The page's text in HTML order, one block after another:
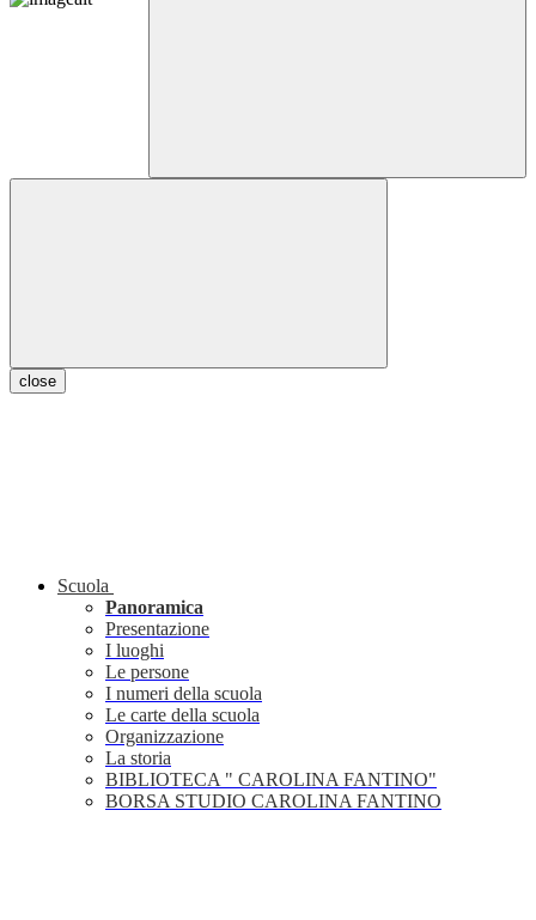
close
Scuola
Panoramica
Presentazione
I luoghi
Le persone
I numeri della scuola
Le carte della scuola
Organizzazione
La storia
BIBLIOTECA " CAROLINA FANTINO"
BORSA STUDIO CAROLINA FANTINO